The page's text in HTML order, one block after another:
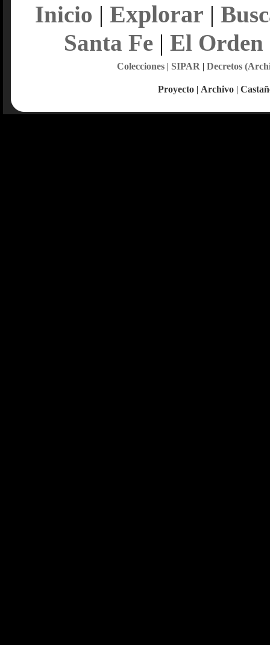
Inicio | Explorar |
Santa Fe| El Orden
Colecciones| SIPAR | Decretos
Proyecto | Archivo |